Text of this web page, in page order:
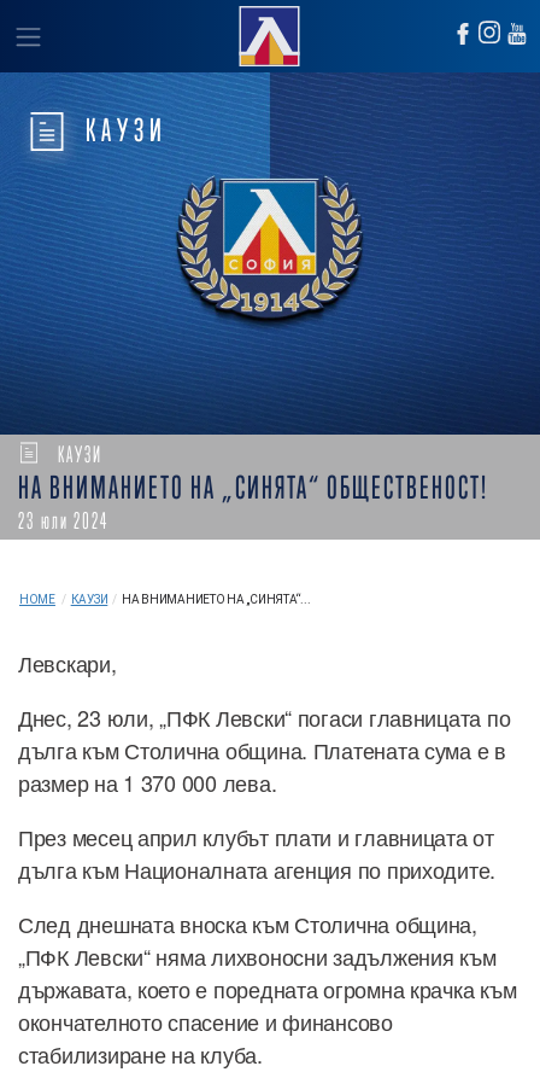
КАУЗИ
КАУЗИ
НА ВНИМАНИЕТО НА „СИНЯТА“ ОБЩЕСТВЕНОСТ!
23 юли 2024
HOME / КАУЗИ / НА ВНИМАНИЕТО НА „СИНЯТА“...
Левскари,
Днес, 23 юли, „ПФК Левски“ погаси главницата по
дълга към Столична община. Платената сума е в
размер на 1 370 000 лева.
През месец април клубът плати и главницата от
дълга към Националната агенция по приходите.
След днешната вноска към Столична община,
„ПФК Левски“ няма лихвоносни задължения към
държавата, което е поредната огромна крачка към
окончателното спасение и финансово
стабилизиране на клуба.